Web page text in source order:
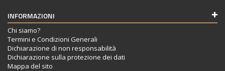
INFORMAZIONI
Chi siamo?
Termini e Condizioni Generali
Dichiarazione di non responsabilità
Dichiarazione sulla protezione dei dati
Mappa del sito